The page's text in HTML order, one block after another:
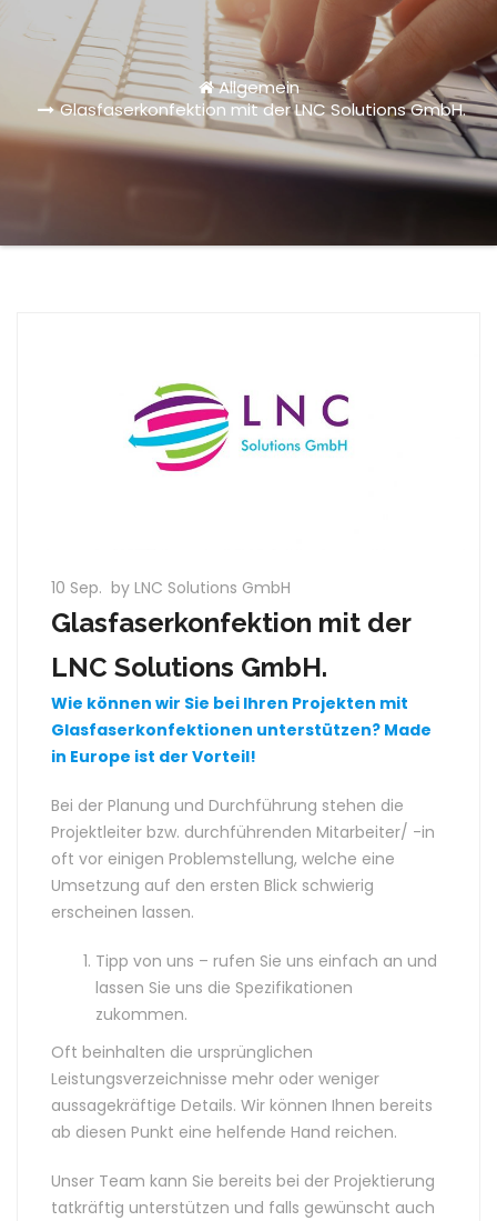
Allgemein
Glasfaserkonfektion mit der LNC Solutions GmbH.
10 Sep. by LNC Solutions GmbH
Glasfaserkonfektion mit der
LNC Solutions GmbH.
Wie können wir Sie bei Ihren Projekten mit
Glasfaserkonfektionen unterstützen? Made
in Europe ist der Vorteil!
Bei der Planung und Durchführung stehen die
Projektleiter bzw. durchführenden Mitarbeiter/ -in
oft vor einigen Problemstellung, welche eine
Umsetzung auf den ersten Blick schwierig
erscheinen lassen.
Tipp von uns – rufen Sie uns einfach an und
lassen Sie uns die Spezifikationen
zukommen.
Oft beinhalten die ursprünglichen
Leistungsverzeichnisse mehr oder weniger
aussagekräftige Details. Wir können Ihnen bereits
ab diesen Punkt eine helfende Hand reichen.
Unser Team kann Sie bereits bei der Projektierung
tatkräftig unterstützen und falls gewünscht auch